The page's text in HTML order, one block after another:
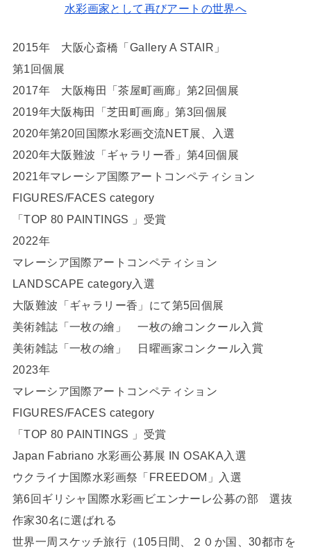
水彩画家として再びアートの世界へ
2015年 大阪心斎橋「Gallery A STAIR」
第1回個展
2017年 大阪梅田「茶屋町画廊」第2回個展
2019年大阪梅田「芝田町画廊」第3回個展
2020年第20回国際水彩画交流NET展、入選
2020年大阪難波「ギャラリー香」第4回個展
2021年マレーシア国際アートコンペティション
FIGURES/FACES category
「TOP 80 PAINTINGS 」受賞
2022年
マレーシア国際アートコンペティション
LANDSCAPE category入選
大阪難波「ギャラリー香」にて第5回個展
美術雑誌「一枚の繪」 一枚の繪コンクール入賞
美術雑誌「一枚の繪」 日曜画家コンクール入賞
2023年
マレーシア国際アートコンペティション
FIGURES/FACES category
「TOP 80 PAINTINGS 」受賞
Japan Fabriano 水彩画公募展 IN OSAKA入選
ウクライナ国際水彩画祭「FREEDOM」入選
第6回ギリシャ国際水彩画ビエンナーレ公募の部 選抜
作家30名に選ばれる
世界一周スケッチ旅行（105日間、２０か国、30都市を